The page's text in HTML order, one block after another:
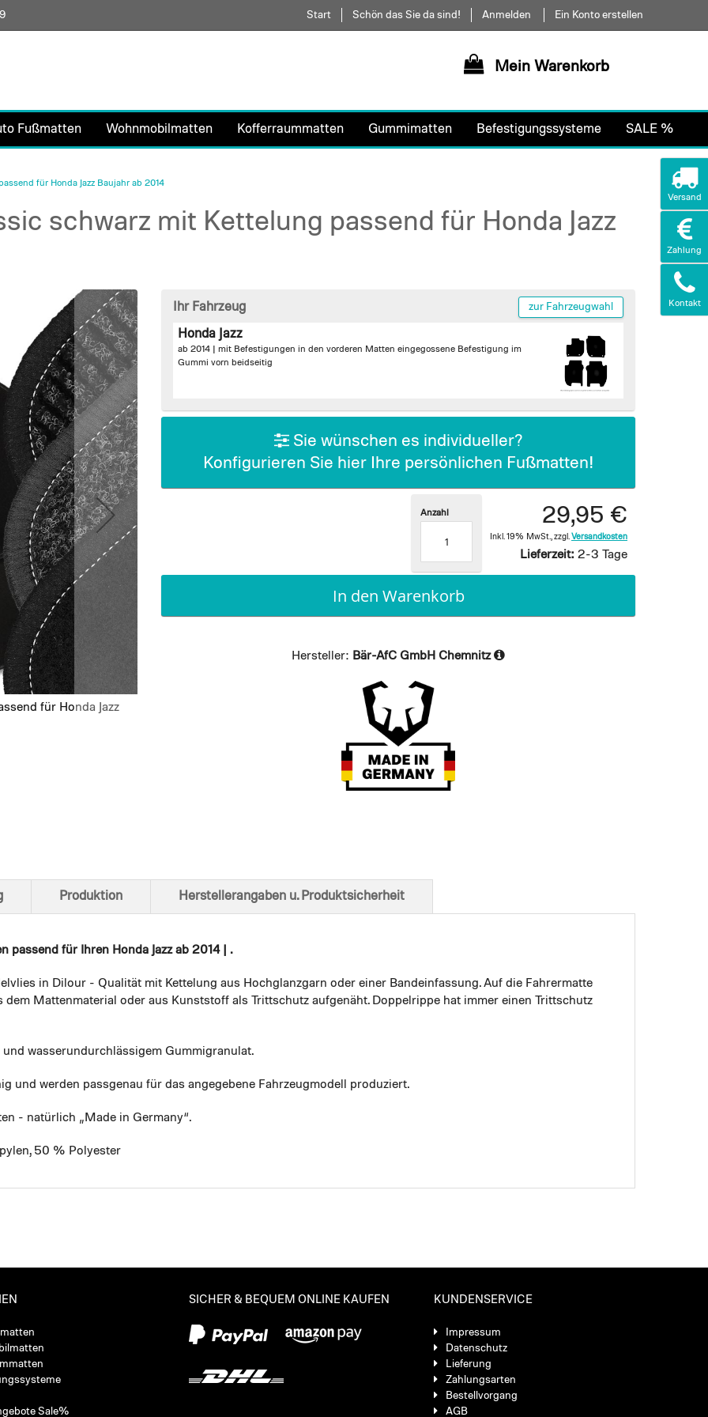
Direkt
zum
Start Schön das Sie da sind! Anmelden Ein Konto erstellen
Mein Warenkorb
Fußmatten Wohnmobilmatten Kofferraummatten Gummimatten Befestigungssysteme SALE %
für Honda Jazz Baujahr ab 2014
schwarz mit Kettelung passend für Honda Jazz
für Honda Jazz
Ansicht von unten
Ihr Fahrzeug zur Fahrzeugwahl
Honda Jazz
ab 2014 | mit Befestigungen in den vorderen Matten eingegossene Befestigung im
Gummi vorn beidseitig
Sie wünschen es individueller?
Konfigurieren Sie hier Ihre persönlichen Fußmatten!
29,95 €
Inkl. 19% MwSt. zzgl. Versandkosten
Lieferzeit: 2-3 Tage
Anzahl
In den Warenkorb
Hersteller: Bär-AfC GmbH Chemnitz
passend für Ihren Honda Jazz ab 2014 | .
in Dilour - Qualität mit Kettelung aus Hochglanzgarn oder einer Bandeinfassung. Auf die Fahrermatte
Mattenmaterial oder aus Kunststoff als Trittschutz aufgenäht. Doppelrippe hat immer einen Trittschutz
wasserundurchlässigem Gummigranulat.
und werden passgenau für das angegebene Fahrzeugmodell produziert.
- natürlich „Made in Germany“.
50 % Polyester
Produktion Herstellerangaben u. Produktsicherheit
Sale%
SICHER & BEQUEM ONLINE KAUFEN KUNDENSERVICE
Impressum
Datenschutz
Lieferung
Zahlungsarten
Bestellvorgang
AGB
Versand
Zahlung
Kontakt